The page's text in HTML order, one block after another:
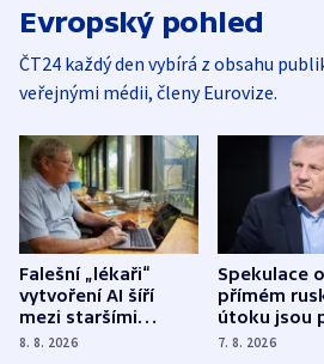
Evropský pohled
ČT24 každý den vybírá z obsahu
veřejnými médii, členy Eurovize.
Falešní „lékaři“
vytvoření AI šíří
mezi staršími
Poláky nebezpečné
8. 8. 2026
Spekulace o
přímém
útoku jsou
míní
7. 8. 2026